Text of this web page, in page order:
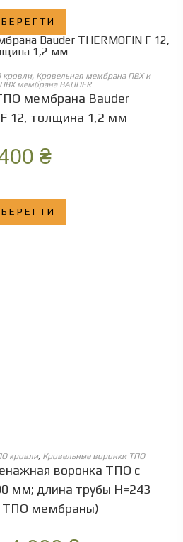
ОПЦІЇ
, Кровельная мембрана ПВХ и
мембрана BAUDER
мембрана Bauder
12, толщина 1,2 мм
₴
ОПЦІЇ
кровли, Кровельные воронки ТПО
воронка ТПО с
мм; длина трубы Н=243
ТПО мембраны)